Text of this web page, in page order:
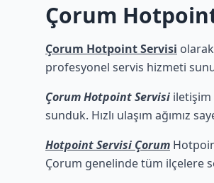
Çorum
Çorum Hotpoint Servisi
profesyonel servis hizmeti
Çorum Hotpoint Servisi iletişim
sunduk. Hızlı ulaşım ağımız
Hotpoint Servisi Çorum
Çorum genelinde tüm ilçelere